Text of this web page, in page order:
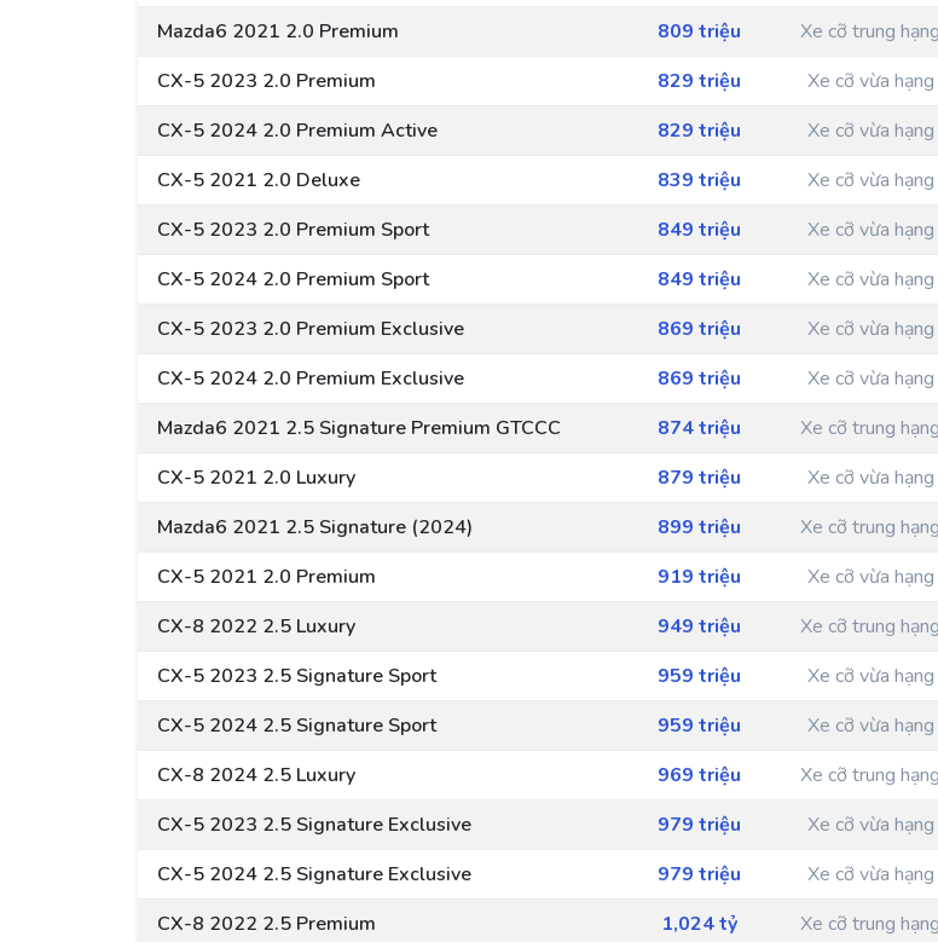
Mazda6 2021 2.0 Premium
809 triệu Xe cỡ trung
CX-5 2023 2.0 Premium
829 triệu Xe cỡ vừa hạng
CX-5 2024 2.0 Premium Active
829 triệu Xe cỡ vừa hạng
CX-5 2021 2.0 Deluxe
839 triệu Xe cỡ vừa hạng
CX-5 2023 2.0 Premium Sport
849 triệu Xe cỡ vừa hạng
CX-5 2024 2.0 Premium Sport
849 triệu Xe cỡ vừa hạng
CX-5 2023 2.0 Premium Exclusive
869 triệu Xe cỡ vừa hạng
CX-5 2024 2.0 Premium Exclusive
869 triệu Xe cỡ vừa hạng
Mazda6 2021 2.5 Signature Premium GTCCC
874 triệu Xe cỡ trung
CX-5 2021 2.0 Luxury
879 triệu Xe cỡ vừa hạng
Mazda6 2021 2.5 Signature (2024)
899 triệu Xe cỡ trung
CX-5 2021 2.0 Premium
919 triệu Xe cỡ vừa hạng
CX-8 2022 2.5 Luxury
949 triệu Xe cỡ trung
CX-5 2023 2.5 Signature Sport
959 triệu Xe cỡ vừa hạng
CX-5 2024 2.5 Signature Sport
959 triệu Xe cỡ vừa hạng
CX-8 2024 2.5 Luxury
969 triệu Xe cỡ trung
CX-5 2023 2.5 Signature Exclusive
979 triệu Xe cỡ vừa hạng
CX-5 2024 2.5 Signature Exclusive
979 triệu Xe cỡ vừa hạng
CX-8 2022 2.5 Premium
1,024 tỷ Xe cỡ trung